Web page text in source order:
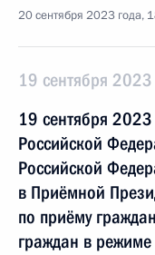
20 сентября 2023 года,
19 сентября
19 сентября
Российской
Российской
в Приёмной
по приёму
граждан в